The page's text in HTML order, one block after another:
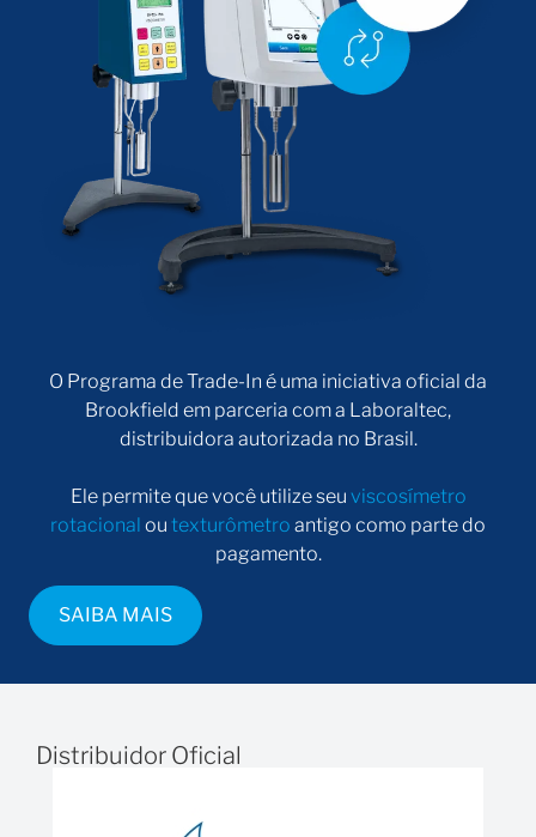
O Programa de Trade-In é uma iniciativa oficial da
Brookfield em parceria com a Laboraltec,
distribuidora autorizada no Brasil.
Ele permite que você utilize seu viscosímetro
rotacional ou texturômetro antigo como parte do
pagamento.
SAIBA MAIS
Distribuidor Oficial